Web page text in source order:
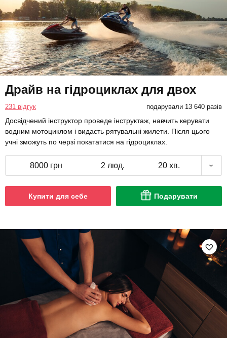
Драйв на гідроциклах для двох
231 відгук подарували 13 640 разів
Досвідчений інструктор проведе інструктаж, навчить керувати
водним мотоциклом і видасть рятувальні жилети. Після цього
учні зможуть по черзі покататися на гідроциклах.
8000 грн 2 люд. 20 хв.
Купити для себе Подарувати